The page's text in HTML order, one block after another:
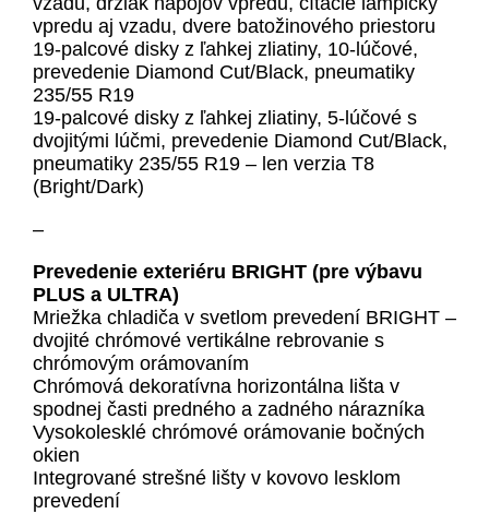
vpredu aj vzadu, dvere batožinového priestoru
19-palcové disky z ľahkej zliatiny, 10-lúčové,
prevedenie Diamond Cut/Black, pneumatiky
235/55 R19
19-palcové disky z ľahkej zliatiny, 5-lúčové s
dvojitými lúčmi, prevedenie Diamond Cut/Black,
pneumatiky 235/55 R19 – len verzia T8
(Bright/Dark)
–
Prevedenie exteriéru BRIGHT (pre výbavu
PLUS a ULTRA)
Mriežka chladiča v svetlom prevedení BRIGHT –
dvojité chrómové vertikálne rebrovanie s
chrómovým orámovaním
Chrómová dekoratívna horizontálna lišta v
spodnej časti predného a zadného nárazníka
Vysokolesklé chrómové orámovanie bočných
okien
Integrované strešné lišty v kovovo lesklom
prevedení